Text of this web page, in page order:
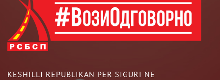
KËSHILLI REPUBLIKAN PËR SIGURI NË